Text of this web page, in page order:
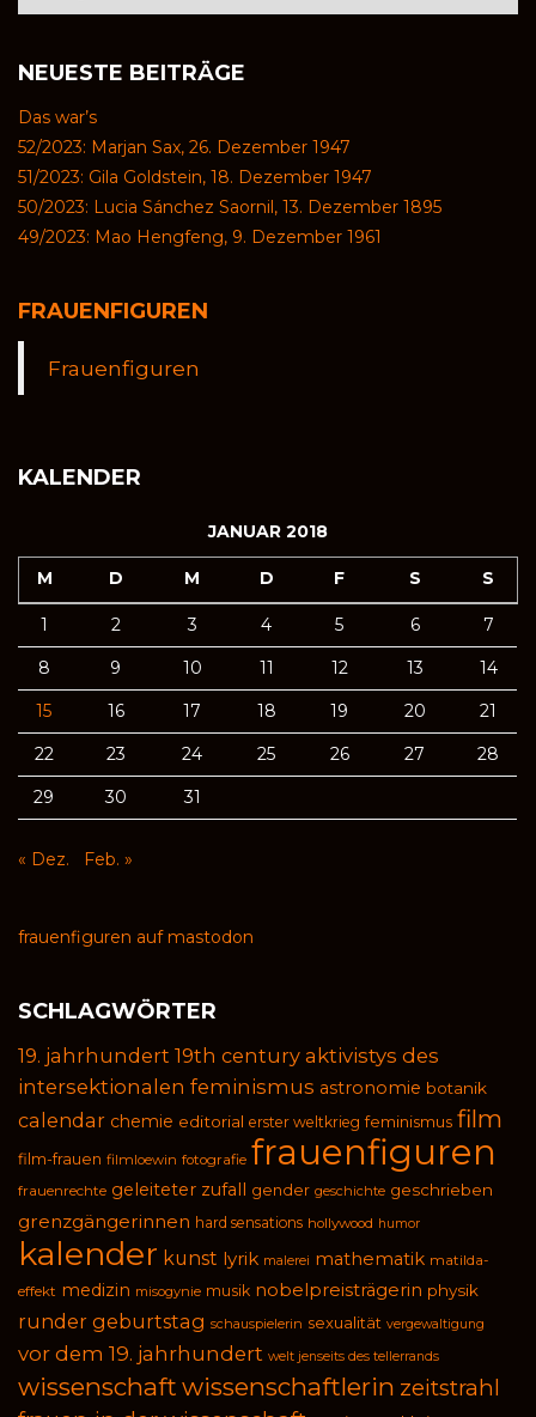
NEUESTE BEITRÄGE
Das war’s
52/2023: Marjan Sax, 26. Dezember 1947
51/2023: Gila Goldstein, 18. Dezember 1947
50/2023: Lucia Sánchez Saornil, 13. Dezember 1895
49/2023: Mao Hengfeng, 9. Dezember 1961
FRAUENFIGUREN
Frauenfiguren
KALENDER
JANUAR 2018
M D M D F S S
1 2 3 4 5 6
7
8
9 10 11 12 13
14
15
16 17 18 19 20
21
22
23 24 25 26 27
28
29
30 31
« Dez. Feb. »
frauenfiguren auf mastodon
SCHLAGWÖRTER
19. jahrhundert 19th century aktivistys des
intersektionalen feminismus astronomie botanik
calendar chemie editorial erster weltkrieg feminismus film
film-frauen filmloewin fotografie frauenfiguren
frauenrechte geleiteter zufall gender geschichte geschrieben
grenzgängerinnen hard sensations hollywood humor
kalender kunst lyrik malerei mathematik matilda-
effekt medizin misogynie musik nobelpreisträgerin physik
runder geburtstag schauspielerin sexualität vergewaltigung
vor dem 19. jahrhundert welt jenseits des tellerrands
wissenschaft wissenschaftlerin zeitstrahl